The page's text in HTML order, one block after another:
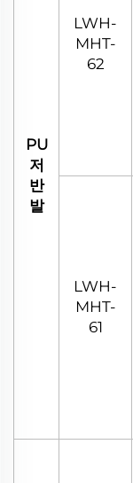
PU
저
반
발
LWH-
MHT-
62
LWH-
MHT-
61